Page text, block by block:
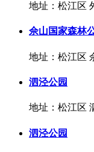
地址：松江区
佘山国家森林
地址：松江区
泗泾公园
地址：松江区
泗泾公园